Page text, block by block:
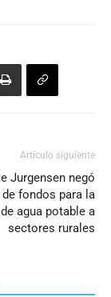
Artículo siguiente
Jurgensen negó
fondos para la
agua potable a
sectores rurales